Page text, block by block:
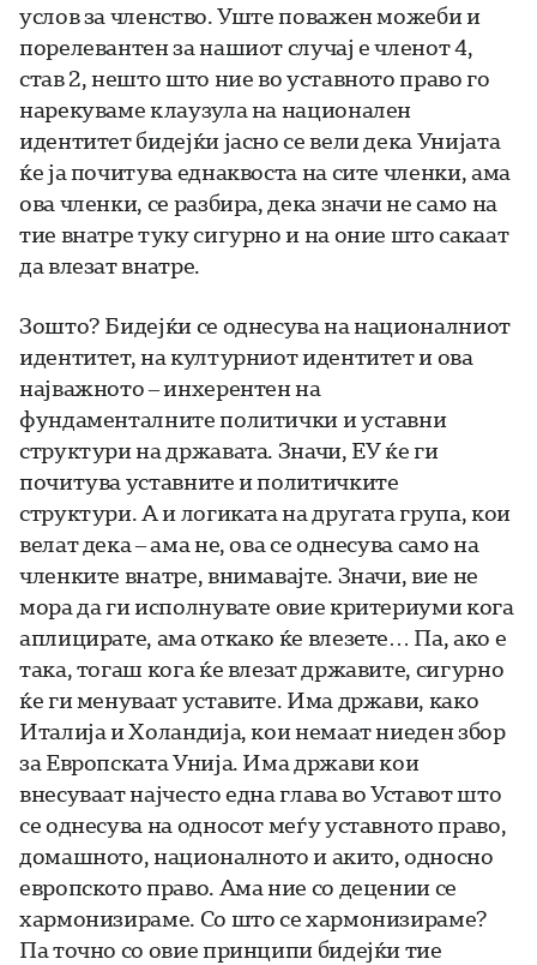
услов за членство. Уште поважен можеби и
порелевантен за нашиот случај е членот 4,
став 2, нешто што ние во уставното право го
нарекуваме клаузула на национален
идентитет бидејќи јасно се вели дека Унијата
ќе ја почитува еднаквоста на сите членки, ама
ова членки, се разбира, дека значи не само на
тие внатре туку сигурно и на оние што сакаат
да влезат внатре.
Зошто? Бидејќи се однесува на националниот
идентитет, на културниот идентитет и ова
најважното – инхерентен на
фундаменталните политички и уставни
структури на државата. Значи, ЕУ ќе ги
почитува уставните и политичките
структури. А и логиката на другата група, кои
велат дека – ама не, ова се однесува само на
членките внатре, внимавајте. Значи, вие не
мора да ги исполнувате овие критериуми кога
аплицирате, ама откако ќе влезете… Па, ако е
така, тогаш кога ќе влезат државите, сигурно
ќе ги менуваат уставите. Има држави, како
Италија и Холандија, кои немаат ниеден збор
за Европската Унија. Има држави кои
внесуваат најчесто една глава во Уставот што
се однесува на односот меѓу уставното право,
домашното, националното и акито, односно
европското право. Ама ние со децении се
хармонизираме. Со што се хармонизираме?
Па точно со овие принципи бидејќи тие